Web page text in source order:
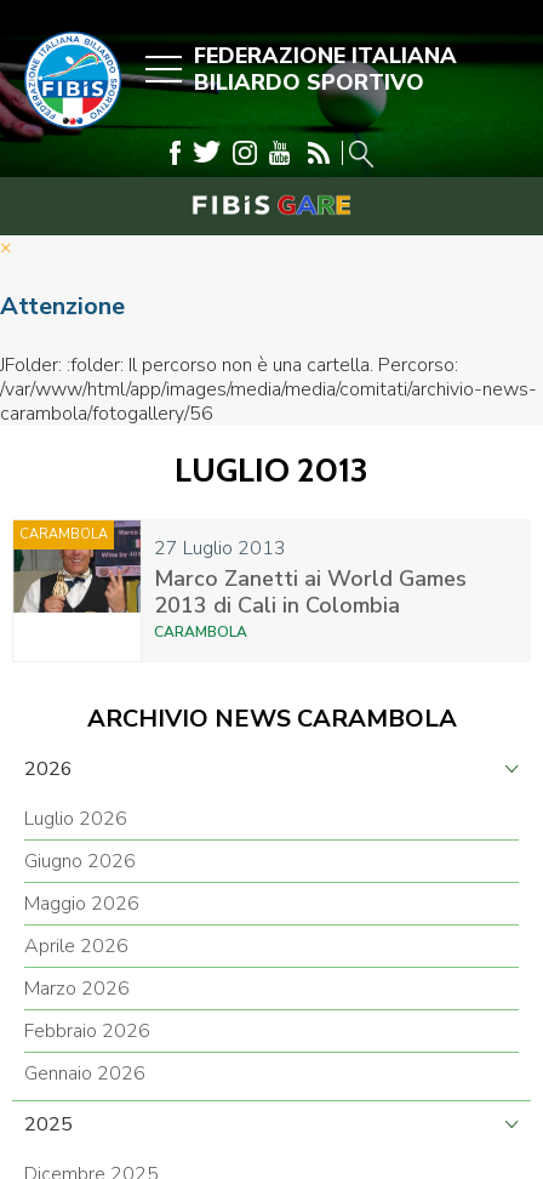
FEDERAZIONE ITALIANA
BILIARDO SPORTIVO
×
Attenzione
JFolder: :folder: Il percorso non è una cartella. Percorso:
/var/www/html/app/images/media/media/comitati/archivio-news-
carambola/fotogallery/56
LUGLIO 2013
27 Luglio 2013
CARAMBOLA
Marco Zanetti ai World Games
2013 di Cali in Colombia
CARAMBOLA
ARCHIVIO NEWS CARAMBOLA
2026
Luglio 2026
Giugno 2026
Maggio 2026
Aprile 2026
Marzo 2026
Febbraio 2026
Gennaio 2026
2025